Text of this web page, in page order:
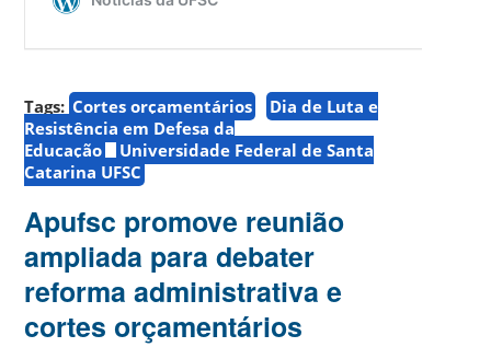
Tags: Cortes orçamentários
Dia de Luta e
Resistência em Defesa da
Educação
Universidade Federal de Santa
Catarina UFSC
Apufsc promove reunião
ampliada para debater
reforma administrativa e
cortes orçamentários